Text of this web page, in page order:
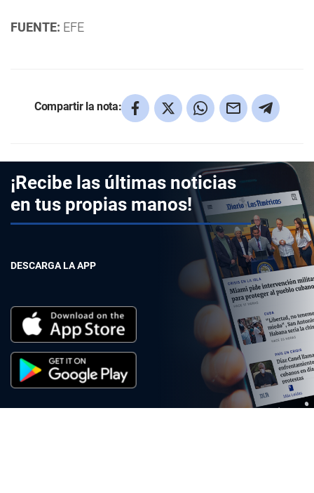
FUENTE: EFE
Compartir la nota:
¡Recibe las últimas noticias
en tus propias manos!
DESCARGA LA APP